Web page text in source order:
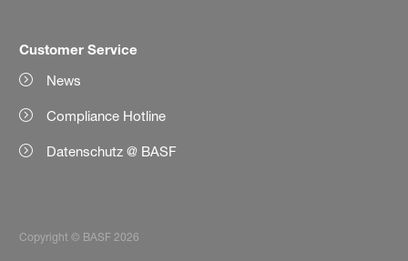
Customer Service
News
Compliance Hotline
Datenschutz @ BASF
Copyright © BASF 2026